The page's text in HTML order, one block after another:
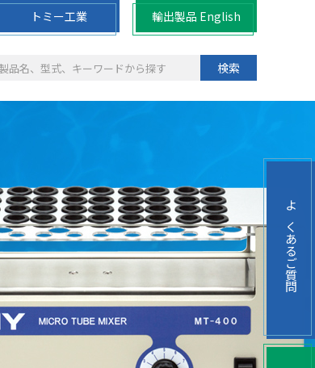
トミー工業 輸出製品 English
検索
よくあるご質問